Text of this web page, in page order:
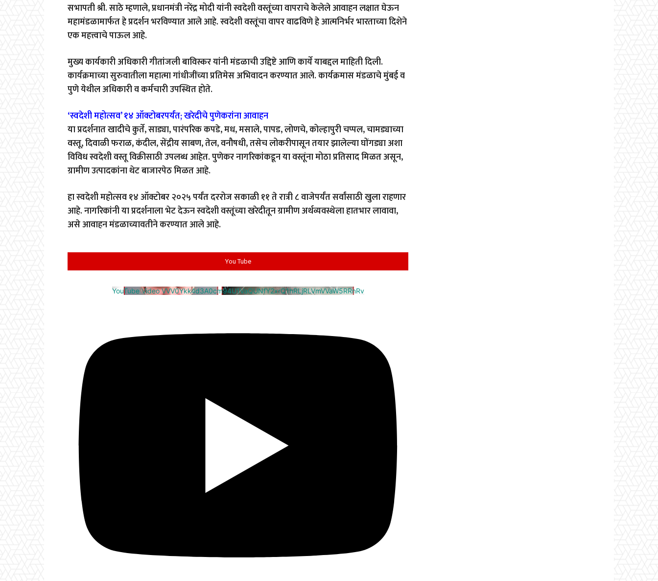
सभापती श्री. साठे म्हणाले, प्रधानमंत्री नरेंद्र मोदी यांनी स्वदेशी वस्तूंच्या वापराचे केलेले आवाहन लक्षात घेऊन
महामंडळामार्फत हे प्रदर्शन भरविण्यात आले आहे. स्वदेशी वस्तूंचा वापर वाढविणे हे आत्मनिर्भर भारताच्या दिशेने
एक महत्त्वाचे पाऊल आहे.
मुख्य कार्यकारी अधिकारी गीतांजली बाविस्कर यांनी मंडळाची उद्दिष्टे आणि कार्ये याबद्दल माहिती दिली.
कार्यक्रमाच्या सुरुवातीला महात्मा गांधीजींच्या प्रतिमेस अभिवादन करण्यात आले. कार्यक्रमास मंडळाचे मुंबई व
पुणे येथील अधिकारी व कर्मचारी उपस्थित होते.
‘स्वदेशी महोत्सव’ १४ ऑक्टोबरपर्यंत; खरेदीचे पुणेकरांना आवाहन
या प्रदर्शनात खादीचे कुर्ते, साड्या, पारंपरिक कपडे, मध, मसाले, पापड, लोणचे, कोल्हापुरी चप्पल, चामड्याच्या
वस्तू, दिवाळी फराळ, कंदील, सेंद्रीय साबण, तेल, वनौषधी, तसेच लोकरीपासून तयार झालेल्या घोंगड्या अशा
विविध स्वदेशी वस्तू विक्रीसाठी उपलब्ध आहेत. पुणेकर नागरिकांकडून या वस्तूंना मोठा प्रतिसाद मिळत असून,
ग्रामीण उत्पादकांना थेट बाजारपेठ मिळत आहे.
हा स्वदेशी महोत्सव १४ ऑक्टोबर २०२५ पर्यंत दररोज सकाळी ११ ते रात्री ८ वाजेपर्यंत सर्वांसाठी खुला राहणार
आहे. नागरिकांनी या प्रदर्शनाला भेट देऊन स्वदेशी वस्तूंच्या खरेदीतून ग्रामीण अर्थव्यवस्थेला हातभार लावावा,
असे आवाहन मंडळाच्यावतीने करण्यात आले आहे.
You Tube
YouTube Video VVV0Ykk4d3A0cm94U1VaQUNfY2xrQ1hRLjRLVmVVaW5RRnRv